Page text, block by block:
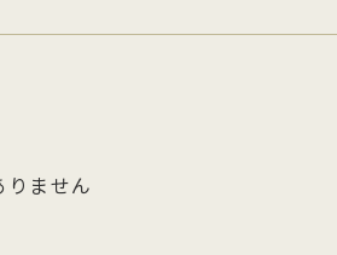
きり
し餡を飴炊きのコシの
み上げ、紅白の和三盆
たもち皮に良質な国内
あんを包み込んだ人気
ません